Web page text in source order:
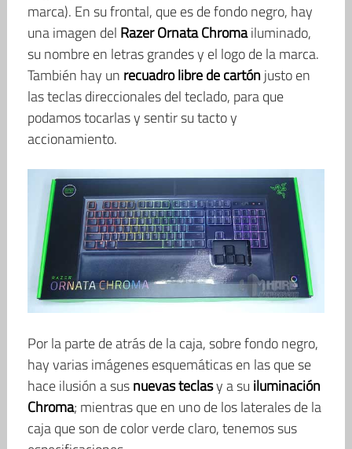
marca). En su frontal, que es de fondo negro, hay
una imagen del Razer Ornata Chromailuminado,
su nombre en letras grandes y el logo de la marca.
También hay un recuadro libre de cartónjusto en
las teclas direccionales del teclado, para que
podamos tocarlas y sentir su tacto y
accionamiento.
Por la parte de atrás de la caja, sobre fondo negro,
hay varias imágenes esquemáticas en las que se
hace ilusión a susnuevas teclasy a su iluminación
Chroma; mientras que en uno de los laterales de la
caja que son de color verde claro, tenemos sus